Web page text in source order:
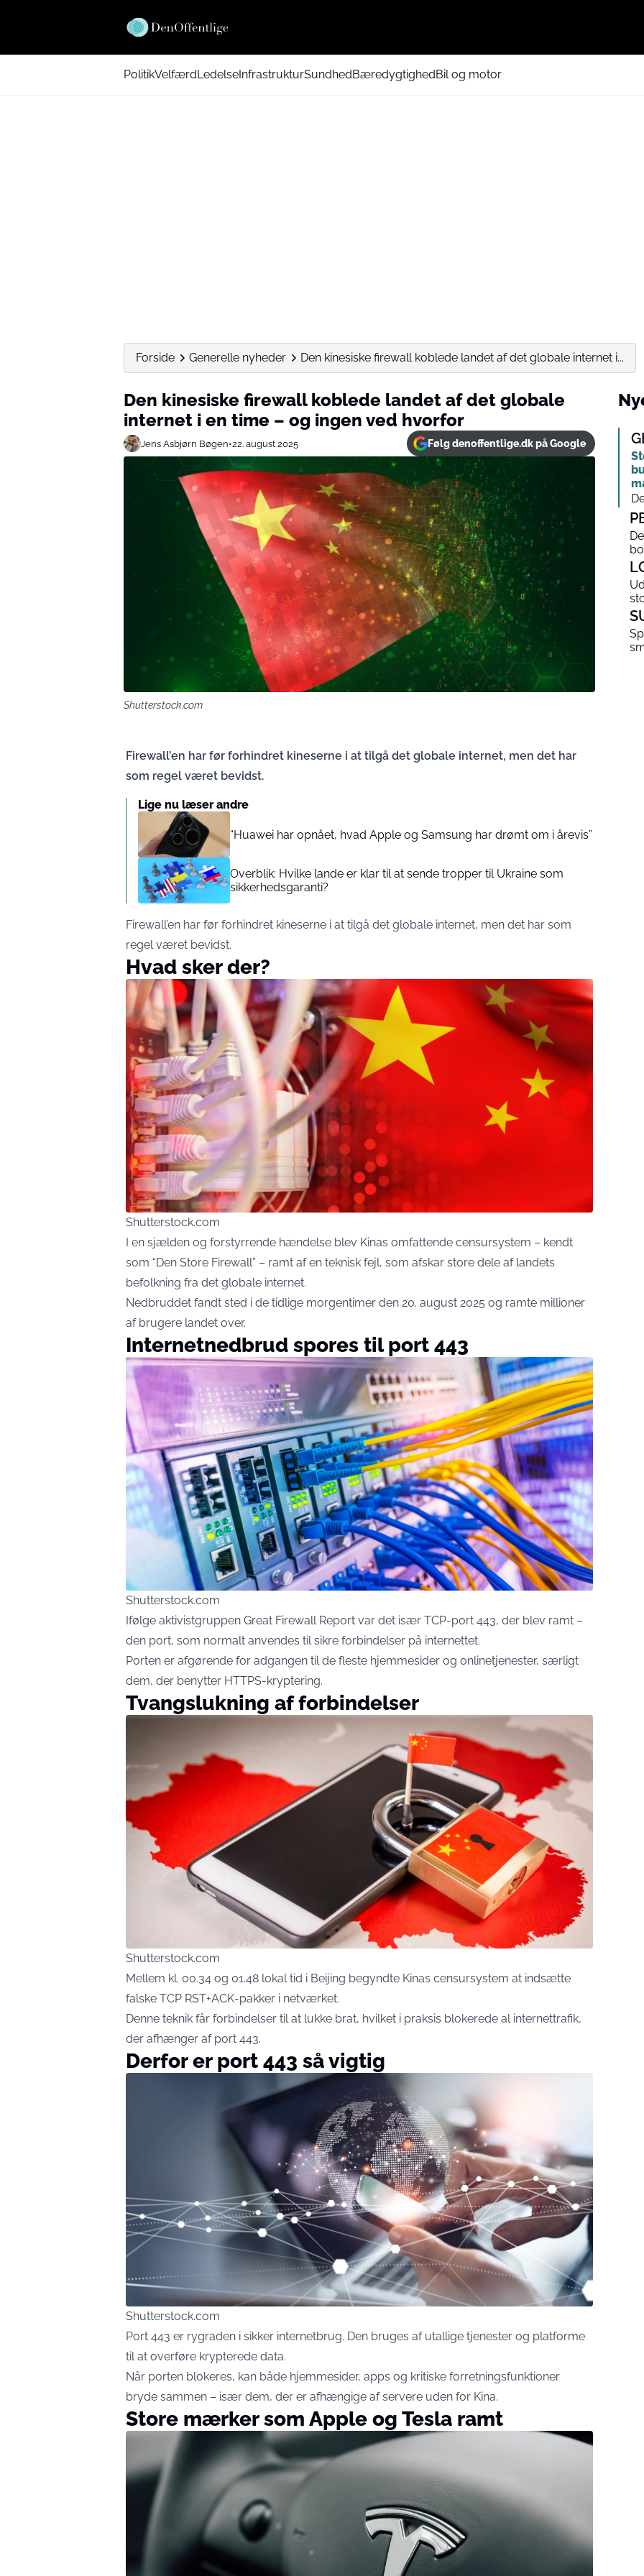
PolitikVelfærdLedelseInfrastrukturSundhedBæredygtighedBil og motor
Forside Generelle nyheder Den kinesiske firewall koblede landet af det globale internet i...
Den kinesiske firewall koblede landet af det globale
internet i en time – og ingen ved hvorfor
Jens Asbjørn Bøgen•22. august 2025 Følg denoffentlige.dk på Google
Shutterstock.com
Firewall’en har før forhindret kineserne i at tilgå det globale internet, men det har
som regel været bevidst.
Lige nu læser andre
“Huawei har opnået, hvad Apple og Samsung har drømt om i årevis”
Overblik: Hvilke lande er klar til at sende tropper til Ukraine som
sikkerhedsgaranti?
Firewall’en har før forhindret kineserne i at tilgå det globale internet, men det har som
regel været bevidst.
Hvad sker der?
Shutterstock.com
I en sjælden og forstyrrende hændelse blev Kinas omfattende censursystem – kendt
som “Den Store Firewall” – ramt af en teknisk fejl, som afskar store dele af landets
befolkning fra det globale internet.
Nedbruddet fandt sted i de tidlige morgentimer den 20. august 2025 og ramte millioner
af brugere landet over.
Internetnedbrud spores til port 443
Shutterstock.com
Ifølge aktivistgruppen Great Firewall Report var det især TCP-port 443, der blev ramt –
den port, som normalt anvendes til sikre forbindelser på internettet.
Porten er afgørende for adgangen til de fleste hjemmesider og onlinetjenester, særligt
dem, der benytter HTTPS-kryptering.
Tvangslukning af forbindelser
Shutterstock.com
Mellem kl. 00.34 og 01.48 lokal tid i Beijing begyndte Kinas censursystem at indsætte
falske TCP RST+ACK-pakker i netværket.
Denne teknik får forbindelser til at lukke brat, hvilket i praksis blokerede al internettrafik,
der afhænger af port 443.
Derfor er port 443 så vigtig
Shutterstock.com
Port 443 er rygraden i sikker internetbrug. Den bruges af utallige tjenester og platforme
til at overføre krypterede data.
Når porten blokeres, kan både hjemmesider, apps og kritiske forretningsfunktioner
bryde sammen – især dem, der er afhængige af servere uden for Kina.
Store mærker som Apple og Tesla ramt